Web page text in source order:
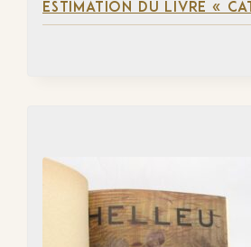
ESTIMATION DU LIVRE «